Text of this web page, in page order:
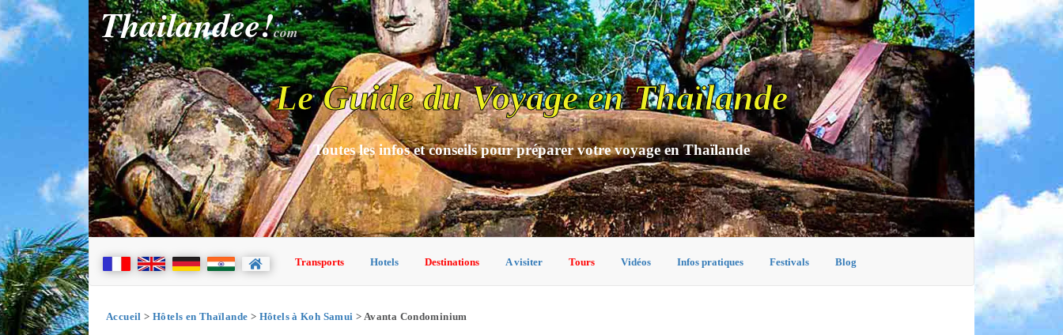
Thailandee!com
Le Guide du Voyage en Thaïlande
Toutes les infos et conseils pour préparer votre voyage en Thaïlande
Transports Hotels Destinations A visiter Tours Vidéos Infos pratiques Festivals Blog
Accueil > Hôtels en Thaïlande > Hôtels à Koh Samui > Avanta Condominium